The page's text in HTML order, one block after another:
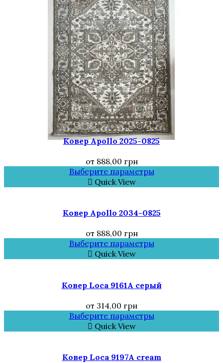
Ковер Аpollo 2025-0825
от 888,00 грн
Выберите параметры
Quick View
Ковер Аpollo 2034-0825
от 888,00 грн
Выберите параметры
Quick View
Ковер Loca 9161A серый
от 314,00 грн
Выберите параметры
Quick View
Ковер Loca 9197A cream